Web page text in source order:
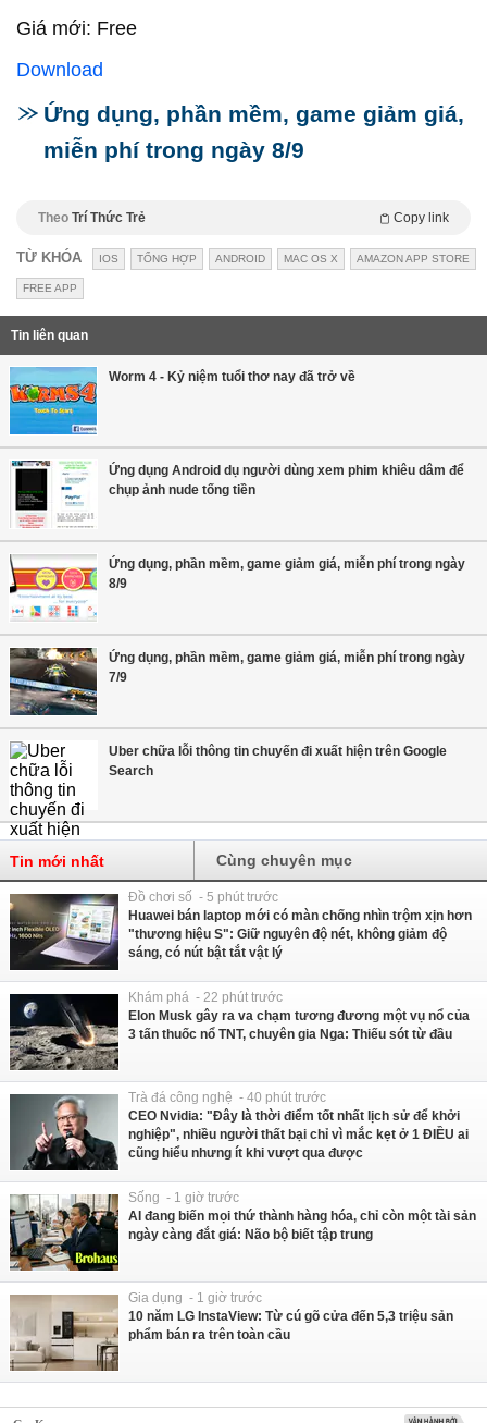
Giá mới: Free
Download
Ứng dụng, phần mềm, game giảm giá,
miễn phí trong ngày 8/9
Theo Trí Thức Trẻ Copy link
TỪ KHÓA IOS TỔNG HỢP ANDROID MAC OS X AMAZON APP STORE
FREE APP
Tin liên quan
Worm 4 - Kỷ niệm tuổi thơ nay đã trở về
Ứng dụng Android dụ người dùng xem phim khiêu dâm để
chụp ảnh nude tống tiền
Ứng dụng, phần mềm, game giảm giá, miễn phí trong ngày
8/9
Ứng dụng, phần mềm, game giảm giá, miễn phí trong ngày
7/9
Uber chữa lỗi thông tin chuyến đi xuất hiện trên Google
Search
Tin mới nhất Cùng chuyên mục
Đồ chơi số - 5 phút trước
Huawei bán laptop mới có màn chống nhìn trộm xịn hơn
"thương hiệu S": Giữ nguyên độ nét, không giảm độ
sáng, có nút bật tắt vật lý
Khám phá - 22 phút trước
Elon Musk gây ra va chạm tương đương một vụ nổ của
3 tấn thuốc nổ TNT, chuyên gia Nga: Thiếu sót từ đầu
Trà đá công nghệ - 40 phút trước
CEO Nvidia: "Đây là thời điểm tốt nhất lịch sử để khởi
nghiệp", nhiều người thất bại chỉ vì mắc kẹt ở 1 ĐIỀU ai
cũng hiểu nhưng ít khi vượt qua được
Sống - 1 giờ trước
AI đang biến mọi thứ thành hàng hóa, chỉ còn một tài sản
ngày càng đắt giá: Não bộ biết tập trung
Gia dụng - 1 giờ trước
10 năm LG InstaView: Từ cú gõ cửa đến 5,3 triệu sản
phẩm bán ra trên toàn cầu